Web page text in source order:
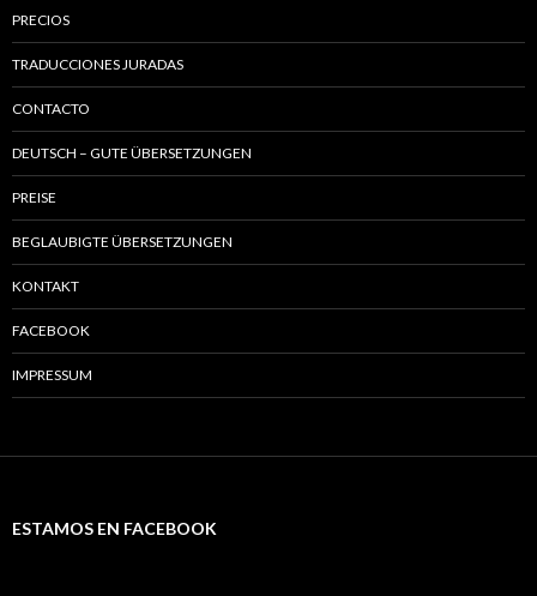
PRECIOS
TRADUCCIONES JURADAS
CONTACTO
DEUTSCH – GUTE ÜBERSETZUNGEN
PREISE
BEGLAUBIGTE ÜBERSETZUNGEN
KONTAKT
FACEBOOK
IMPRESSUM
ESTAMOS EN FACEBOOK